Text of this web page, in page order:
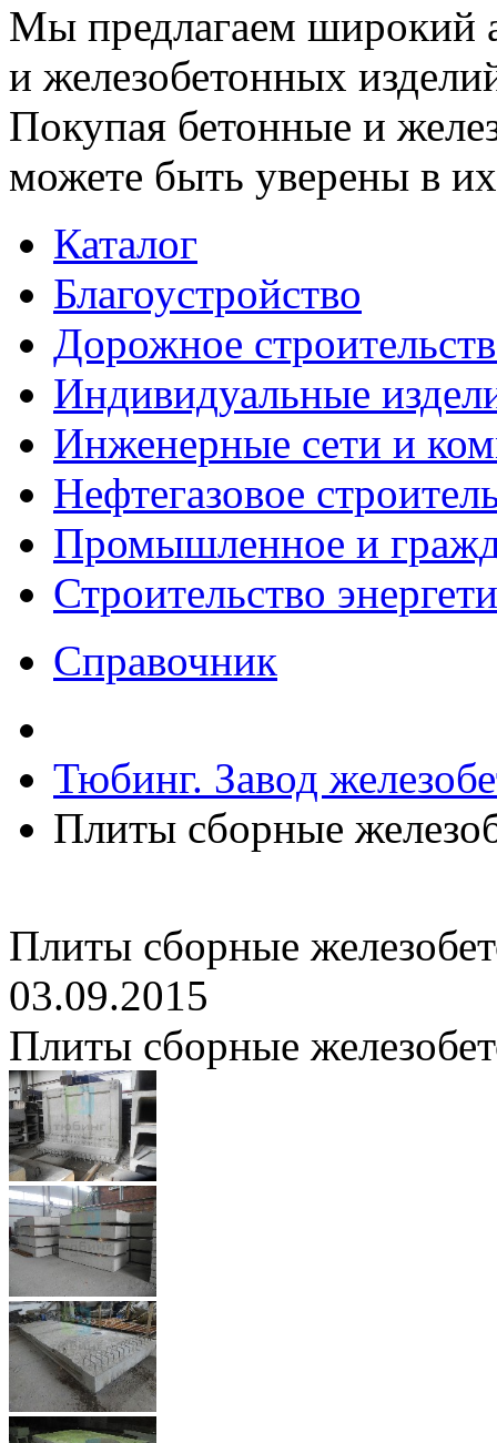
Мы предлагаем широкий
и железобетонных
Покупая бетонные и
можете быть уверены в их
Каталог
Благоустройство
Дорожное
Индивидуальные
Инженерные сети и
Нефтегазовое
Промышленное и
Строительство
Справочник
Тюбинг. Завод
Плиты сборные
Плиты сборные
03.09.2015
Плиты сборные